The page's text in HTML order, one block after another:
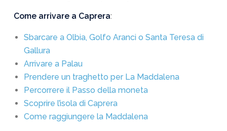
Come arrivare a Caprera:
Sbarcare a Olbia, Golfo Aranci o Santa Teresa di
Gallura
Arrivare a Palau
Prendere un traghetto per La Maddalena
Percorrere il Passo della moneta
Scoprire l’isola di Caprera
Come raggiungere la Maddalena